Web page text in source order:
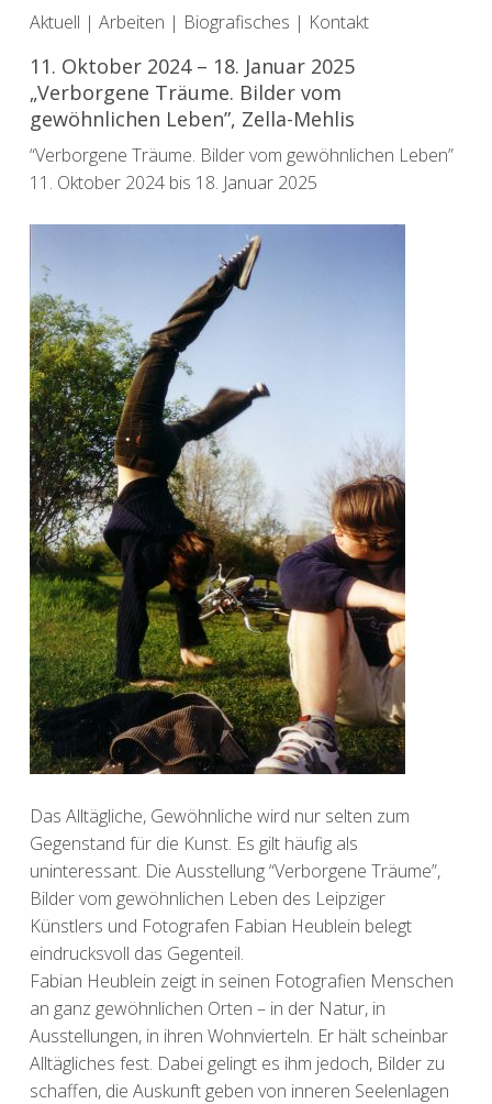
Aktuell | Arbeiten | Biografisches | Kontakt
11. Oktober 2024 – 18. Januar 2025
„Verborgene Träume. Bilder vom
gewöhnlichen Leben”, Zella-Mehlis
“Verborgene Träume. Bilder vom gewöhnlichen Leben”
11. Oktober 2024 bis 18. Januar 2025
Das Alltägliche, Gewöhnliche wird nur selten zum
Gegenstand für die Kunst. Es gilt häufig als
uninteressant. Die Ausstellung “Verborgene Träume”,
Bilder vom gewöhnlichen Leben des Leipziger
Künstlers und Fotografen Fabian Heublein belegt
eindrucksvoll das Gegenteil.
Fabian Heublein zeigt in seinen Fotografien Menschen
an ganz gewöhnlichen Orten – in der Natur, in
Ausstellungen, in ihren Wohnvierteln. Er hält scheinbar
Alltägliches fest. Dabei gelingt es ihm jedoch, Bilder zu
schaffen, die Auskunft geben von inneren Seelenlagen